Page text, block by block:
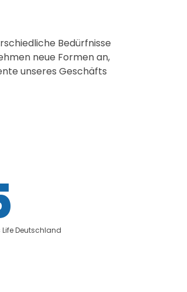
Bedürfnisse
neue Formen an,
unseres Geschäfts
Deutschland